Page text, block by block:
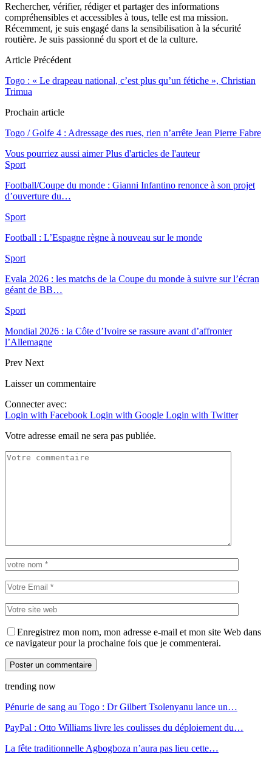
Rechercher, vérifier, rédiger et partager des informations
compréhensibles et accessibles à tous, telle est ma mission.
Récemment, je suis engagé dans la sensibilisation à la sécurité
routière. Je suis passionné du sport et de la culture.
Article Précédent
Togo : « Le drapeau national, c’est plus qu’un fétiche », Christian
Trimua
Prochain article
Togo / Golfe 4 : Adressage des rues, rien n’arrête Jean Pierre Fabre
Vous pourriez aussi aimer Plus d'articles de l'auteur
Sport
Football/Coupe du monde : Gianni Infantino renonce à son projet
d’ouverture du…
Sport
Football : L’Espagne règne à nouveau sur le monde
Sport
Evala 2026 : les matchs de la Coupe du monde à suivre sur l’écran
géant de BB…
Sport
Mondial 2026 : la Côte d’Ivoire se rassure avant d’affronter
l’Allemagne
Prev Next
Laisser un commentaire
Connecter avec:
Login with Facebook Login with Google Login with Twitter
Votre adresse email ne sera pas publiée.
Enregistrez mon nom, mon adresse e-mail et mon site Web dans
ce navigateur pour la prochaine fois que je commenterai.
trending now
Pénurie de sang au Togo : Dr Gilbert Tsolenyanu lance un…
PayPal : Otto Williams livre les coulisses du déploiement du…
La fête traditionnelle Agbogboza n’aura pas lieu cette…